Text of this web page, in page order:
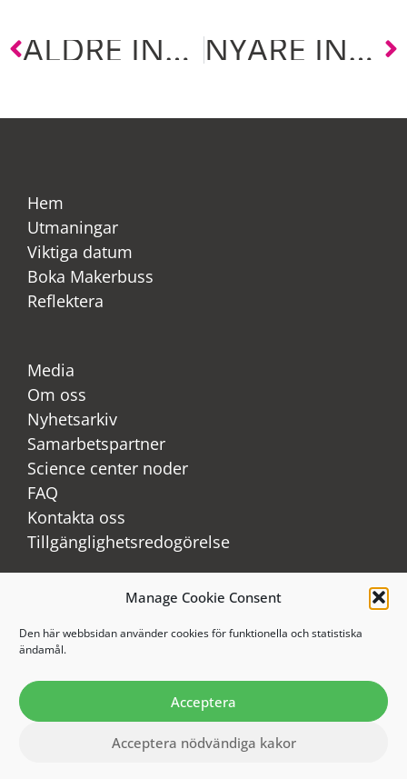
Manage Cookie Consent
Den här webbsidan använder cookies för funktionella och statistiska
ändamål.
Acceptera
Acceptera nödvändiga kakor
ÄLDRE INLÄGG NYARE INLÄGG
Hem
Utmaningar
Viktiga datum
Boka Makerbuss
Reflektera
Media
Om oss
Nyhetsarkiv
Samarbetspartner
Science center noder
FAQ
Kontakta oss
Tillgänglighetsredogörelse
Youtube
Instagram